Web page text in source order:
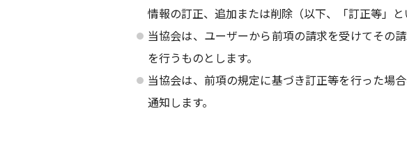
情報の訂正、追加または削除（以下、「訂正等」と
当協会は、ユーザーから前項の請求を受けてその
を行うものとします。
当協会は、前項の規定に基づき訂正等を行った場
通知します。